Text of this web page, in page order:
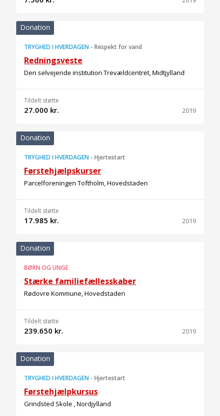
Donation
TRYGHED I HVERDAGEN - Respekt for vand
Redningsveste
Den selvejende institution Trevældcentret, Midtjylland
Tildelt støtte
27.000 kr. 2019
Donation
TRYGHED I HVERDAGEN - Hjertestart
Førstehjælpskurser
Parcelforeningen Toftholm, Hovedstaden
Tildelt støtte
17.985 kr. 2019
Donation
BØRN OG UNGE
Stærke familiefællesskaber
Rødovre Kommune, Hovedstaden
Tildelt støtte
239.650 kr. 2019
Donation
TRYGHED I HVERDAGEN - Hjertestart
Førstehjælpkursus
Grindsted Skole , Nordjylland